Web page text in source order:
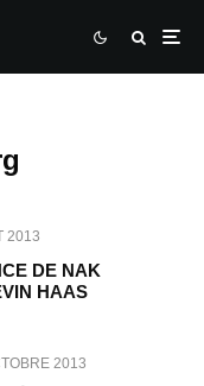
2013
DE NAK
HAAS
2013